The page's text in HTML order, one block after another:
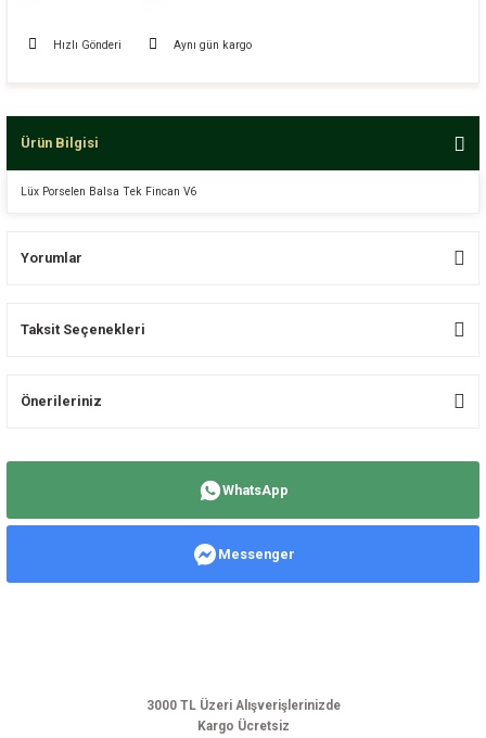
Hızlı Gönderi Aynı gün kargo
Ürün Bilgisi
Lüx Porselen Balsa Tek Fincan V6
Yorumlar
Taksit Seçenekleri
Önerileriniz
Ürün resmi kalitesiz, bozuk veya görüntülenemiyor.
WhatsApp
Messenger
3000 TL Üzeri Alışverişlerinizde
Kargo Ücretsiz